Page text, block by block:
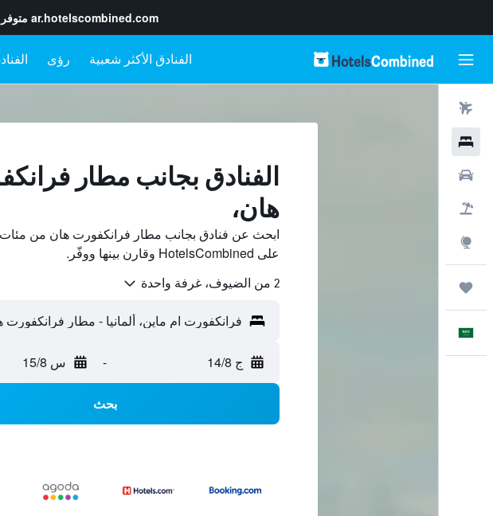
ar.hotelscombined.com متوفر
رؤى
الفنادق بجانب مطار
هان،
ابحث عن فنادق بجانب مطار فرانكفورت هان من مئات
على HotelsCombined وقارن بينها ووفّر.
2 من الضيوف، غرفة واحدة
ج 14/8 - س 15/8
بحث